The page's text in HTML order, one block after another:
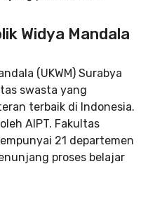
Widya Mandala
(UKWM) Surabya
swasta yang
terbaik di Indonesia.
AIPT. Fakultas
21 departemen
proses belajar